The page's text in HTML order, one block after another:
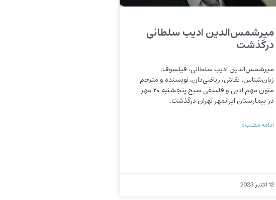
میرشمس‌الدین ادیب سلطانی
درگذشت
میرشمس‌الدین ادیب سلطانی، فیلسوف،
زبان‌شناس، نقاش، ریاضی‌دان، نویسنده و مترجم
متون مهم ادبی و فلسفی صبح پنجشنبه ۲۰ مهر
در بیمارستان ایرانمهر تهران درگذشت.
ادامه مطلب »
12 اکتبر 2023